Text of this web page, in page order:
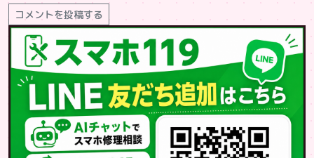
コメントを投稿する